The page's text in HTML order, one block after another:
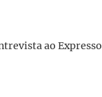
ao Expresso